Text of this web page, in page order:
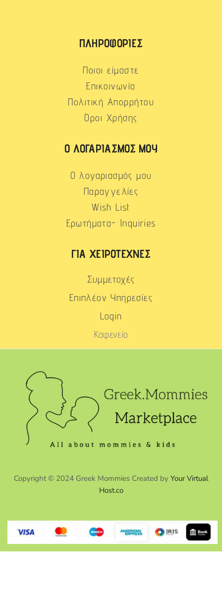
ΠΛΗΡΟΦΟΡΊΕΣ
Ποιοι είμαστε
Επικοινωνία
Πολιτική Απορρήτου
Όροι Χρήσης
Ο ΛΟΓΑΡΙΑΣΜΌΣ ΜΟΥ
Ο λογαριασμός μου
Παραγγελίες
Wish List
Ερωτήματα- Inquiries
ΓΙΑ ΧΕΙΡΟΤΈΧΝΕΣ
Συμμετοχές
Επιπλέον Υπηρεσίες
Login
Καφενείο
Copyright © 2024 Greek Mommies Created by Your Virtual
Host.co